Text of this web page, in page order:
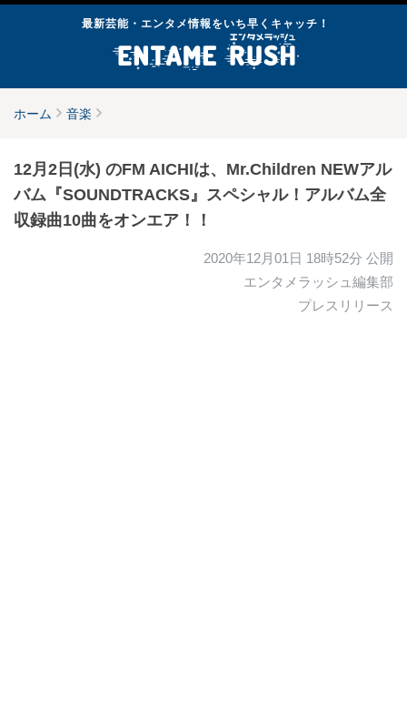
最新芸能・エンタメ情報をいち早くキャッチ！
ホーム 音楽
12月2日(水) のFM AICHIは、Mr.Children NEWアル
バム『SOUNDTRACKS』スペシャル！アルバム全
収録曲10曲をオンエア！！
2020年12月01日 18時52分 公開
エンタメラッシュ編集部
プレスリリース